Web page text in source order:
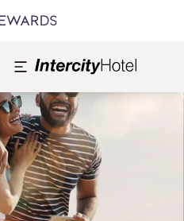
الشريحة 1 من 1